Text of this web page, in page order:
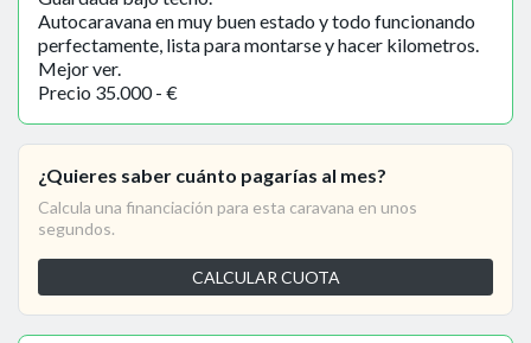
Autocaravana en muy buen estado y todo funcionando
perfectamente, lista para montarse y hacer kilometros.
Mejor ver.
Precio 35.000 - €
¿Quieres saber cuánto pagarías al mes?
Calcula una financiación para esta caravana en unos
segundos.
CALCULAR CUOTA